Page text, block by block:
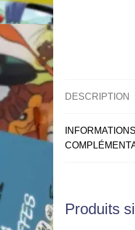
DESCRIPTION
INFORMATIONS
Produits